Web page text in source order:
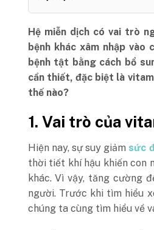
Hệ miễn dịch có vai trò
bệnh khác xâm nhập
bệnh tật bằng cách bổ
cần thiết, đặc biệt là
thế nào?
1. Vai trò của
Hiện nay, sự suy giảm sức
thời tiết khí hậu khiến con
khác. Vì vậy, tăng cường
người. Trước khi tìm hiểu
chúng ta cùng tìm hiểu về